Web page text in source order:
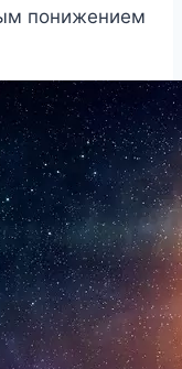
понижением